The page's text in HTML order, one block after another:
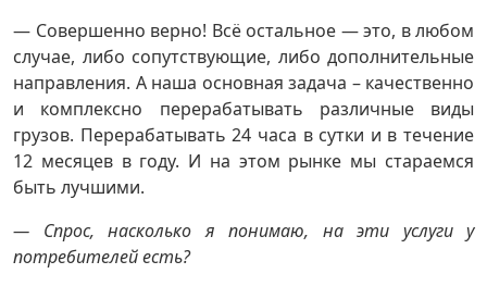
— Совершенно верно! Всё остальное — это, в любом
случае, либо сопутствующие, либо дополнительные
направления. А наша основная задача – качественно
и комплексно перерабатывать различные виды
грузов. Перерабатывать 24 часа в сутки и в течение
12 месяцев в году. И на этом рынке мы стараемся
быть лучшими.
— Спрос, насколько я понимаю, на эти услуги у
потребителей есть?